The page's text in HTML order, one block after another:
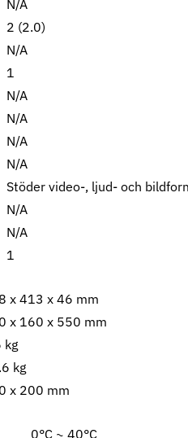
N/A
2 (2.0)
N/A
1
N/A
N/A
N/A
N/A
Stöder video-, ljud- och
N/A
N/A
1
x 413 x 46 mm
x 160 x 550 mm
kg
kg
x 200 mm
0°C ~ 40°C